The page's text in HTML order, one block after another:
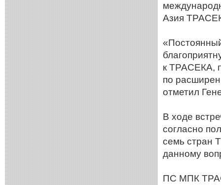
Азия
к ТРАСЕКА,
по
отметил
В ходе
согласно
семь стран
данному
ПС МПК